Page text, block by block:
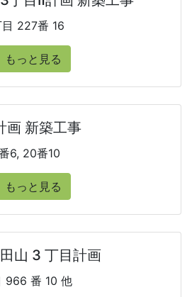
227番 16
もっと見る
画 新築工事
6, 20番10
もっと見る
山 3 丁目計画
966 番 10 他